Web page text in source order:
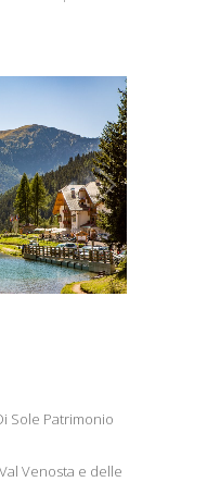
Sole Patrimonio
Venosta e delle